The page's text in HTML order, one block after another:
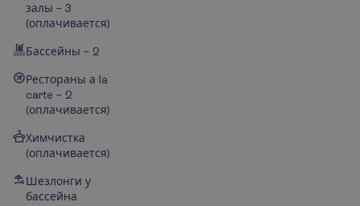
залы – 3
(оплачивается)
Бассейны – 2
Рестораны а la
carte – 2
(оплачивается)
Химчистка
(оплачивается)
Шезлонги у
бассейна